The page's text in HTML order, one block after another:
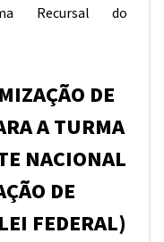
Recursal do
DE
A TURMA
NACIONAL
DE
FEDERAL)